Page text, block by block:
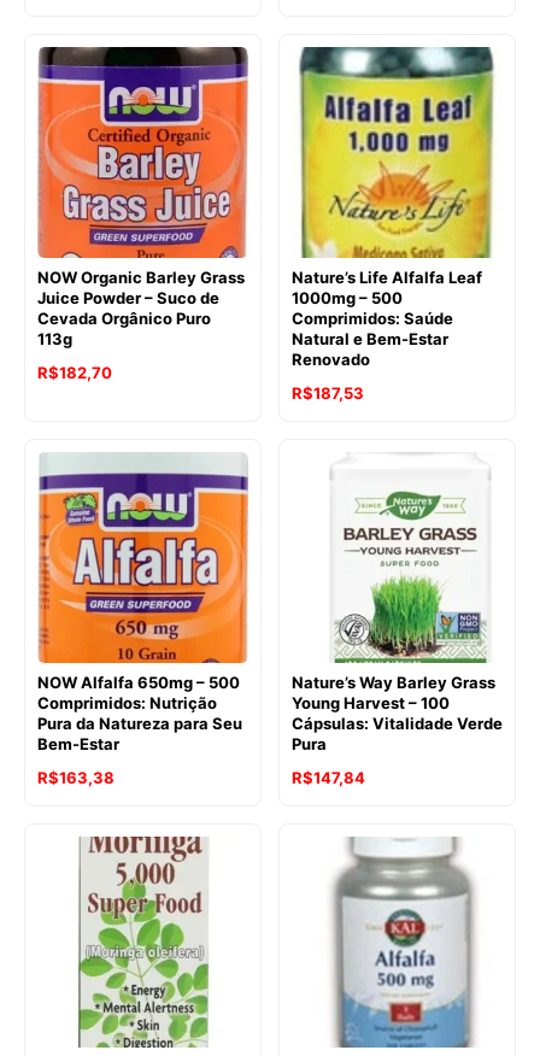
original
era:
R$253,47.
atual
R$214,10.
NOW Organic Barley Grass
Juice Powder – Suco de
Cevada Orgânico Puro
113g
O
R$297,57.
R$182,70O
R$182,70.
Nature’s Life Alfalfa Leaf
1000mg – 500
Comprimidos: Saúde
Natural e Bem-Estar
Renovado
O
original
R$277,73.
R$187,53
atual
R$187,53.
NOW Alfalfa 650mg – 500
Comprimidos: Nutrição
Pura da Natureza para Seu
Bem-Estar
O
original
R$241,40.
R$163,38
atual
é:
R$163,38.
Nature’s Way Barley Grass
Young Harvest – 100
Cápsulas: Vitalidade Verde
Pura
O
original
R$201,50.
R$147,84O
atual
é:
R$147,84.